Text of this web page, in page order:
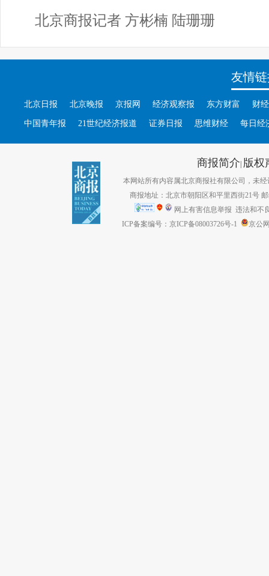
北京商报记者 方彬楠 陆珊珊
友情
北京日报 北京晚报 京报网 经济观察报 东方财富 财
中国青年报 21世纪经济报道 证券日报 思维财经 每日经
商报简介| 版权
本网站所有内容属北京商报社有限公司，未经
商报地址：北京市朝阳区和平里西街21号
网上有害信息举报 违法和不
ICP备案编号：京ICP备08003726号-1
京公